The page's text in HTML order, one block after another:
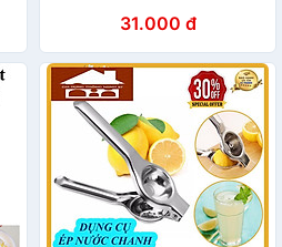
31.000 đ